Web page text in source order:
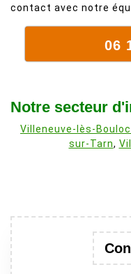
contact avec notre
06
Notre secteur
Villeneuve-lès-Bouloc
sur-Tarn,